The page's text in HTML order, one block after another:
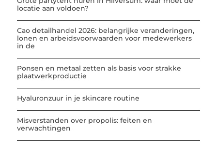
locatie aan voldoen?
Cao detailhandel 2026: belangrijke veranderingen,
lonen en arbeidsvoorwaarden voor medewerkers
in de
Ponsen en metaal zetten als basis voor strakke
plaatwerkproductie
Hyaluronzuur in je skincare routine
Misverstanden over propolis: feiten en
verwachtingen